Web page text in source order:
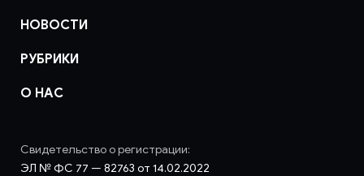
НОВОСТИ
РУБРИКИ
О НАС
Свидетельство о регистрации:
ЭЛ № ФС 77 — 82763 от 14.02.2022